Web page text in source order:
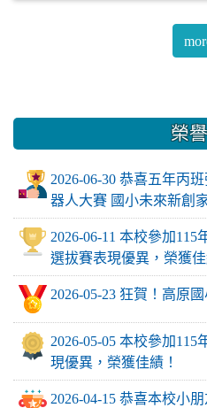
榮
2026-06-30 恭喜五年丙
器人大賽 國小未來新創
2026-06-11 本校參加
選拔賽表現優異，榮獲佳
2026-05-23 狂賀！高原
2026-05-05 本校參加
現優異，榮獲佳績！
2026-04-15 恭喜本校小